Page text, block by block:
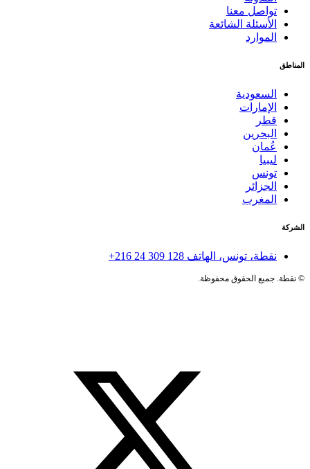
تواصل معنا
الأسئلة الشائعة
الموارد
المناطق
السعودية
الإمارات
قطر
البحرين
عُمان
ليبيا
تونس
الجزائر
المغرب
الشركة
نقطة، تونس، الهاتف +216 24 309 128
©نقطة. جميع الحقوق محفوظة.